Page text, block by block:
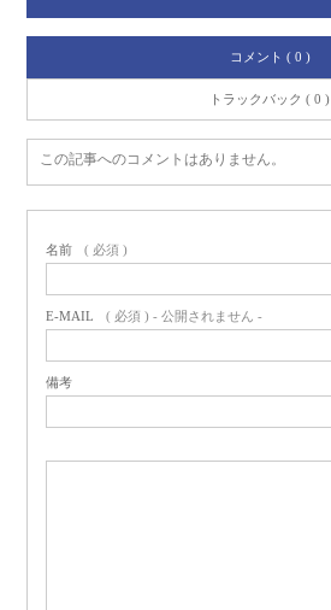
コメント ( 0 )
トラックバック ( 0 )
この記事へのコメントはありません。
名前 ( 必須 )
E-MAIL ( 必須 ) - 公開されません -
備考